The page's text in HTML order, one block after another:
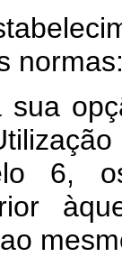
6,